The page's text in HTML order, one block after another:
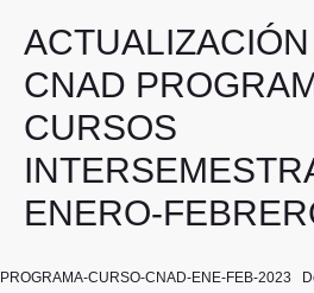
CNAD
CURSOS
ENERO-
PROGRAMA-CURSO-CNAD-ENE-FEB-2023